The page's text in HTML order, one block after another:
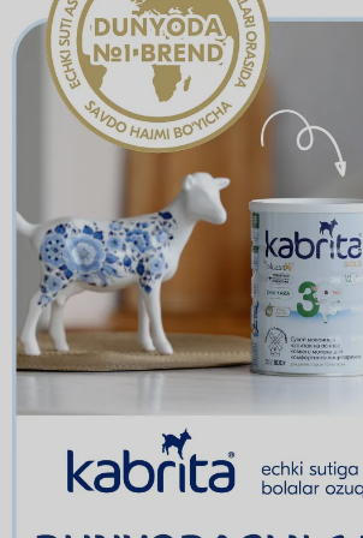
Bekchanova Yorqinoy
23.06.2026
+998 (***) *** 1191
Коляска Anex® Air Q
Гайбназарова Парвина
23.06.2026
+998 (***) *** 5556
Полугодовой запас Kabrita®
O'ktamova Barno
23.06.2026
+998 (***) *** 2029
1 000 000 бонусов на Uzum market
Агзамходжаева Саодат
23.06.2026
+998 (***) *** 0517
1 000 000 бонусов на Uzum market
Гайбназарова Парвина
+998 (***) *** 5556
1 000 000 бонусов на Uzum market
Qozoqboyeb Diyor
23.06.2026